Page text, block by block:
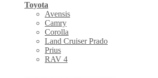
Toyota
Avensis
Camry
Corolla
Land Cruiser Prado
Prius
RAV 4